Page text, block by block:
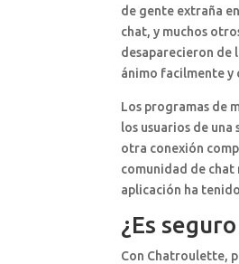
de gente extraña
chat, y muchos
desaparecieron de
ánimo facilmente y
Los programas de
los usuarios de
otra conexión
comunidad de chat
aplicación ha
¿Es
Con Chatroulette,